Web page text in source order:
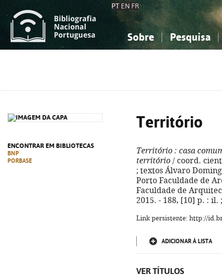
PT EN FR
Sobre Pesquisa
ENCONTRAR EM BIBLIOTECAS
BNP
PORBASE
Território
Território : casa
território / coord.
; textos Álvaro
Porto Faculdade de
Faculdade de
2015. - 188, [10] p. : il.
Link persistente: http://
ADICIONAR À LISTA
VER TÍTULOS